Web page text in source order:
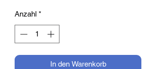
Anzahl *
In den Warenkorb